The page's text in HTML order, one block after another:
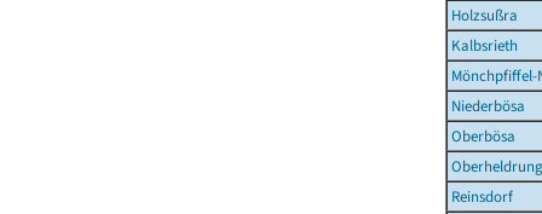
Holzsußra
Kalbsrieth
Niederbösa
Oberbösa
Reinsdorf